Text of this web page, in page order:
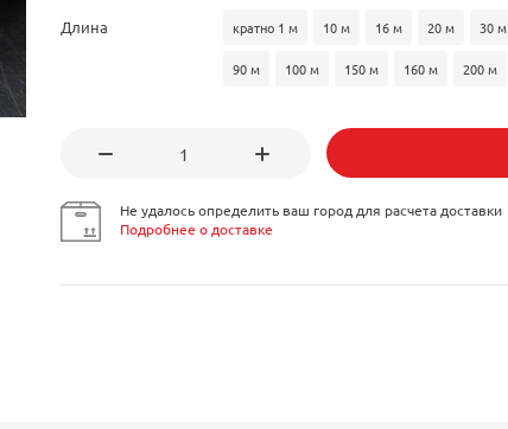
Длина кратно 1 м 10 м 16 м 20 м 30 м
90 м 100 м 150 м 160 м 200 м
Не удалось определить ваш город для расчета доставки
Подробнее о доставке